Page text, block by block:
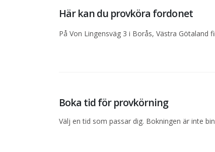
Här kan du provköra fordonet
På Von Lingensväg 3 i Borås, Västra
Boka tid för provkörning
Välj en tid som passar dig. Bokningen är inte